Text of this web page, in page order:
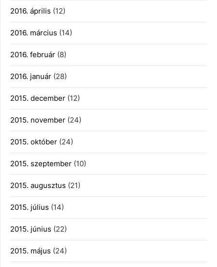
2016. április (12)
2016. március (14)
2016. február (8)
2016. január (28)
2015. december (12)
2015. november (24)
2015. október (24)
2015. szeptember (10)
2015. augusztus (21)
2015. július (14)
2015. június (22)
2015. május (24)